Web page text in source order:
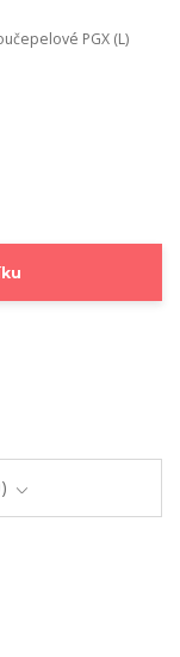
PGX (L)